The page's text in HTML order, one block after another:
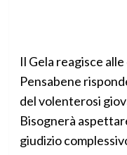
Il Gela reagisce
Pensabene
del volenterosi
Bisognerà
giudizio